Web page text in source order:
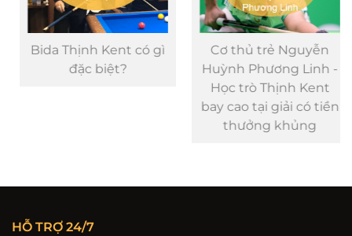
Bida Thịnh Kent có gì
đặc biệt?
Cơ thủ trẻ Nguyễn
Huỳnh Phương Linh -
Học trò Thịnh Kent
bay cao tại giải có tiền
thưởng khủng
HỖ TRỢ 24/7